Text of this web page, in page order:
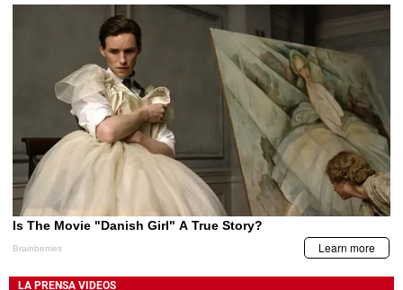
LA PRENSA VIDEOS
Sin Bandera en San Pedro Sula: ¿están
listos para una noche cargada de
romanticismo?
Pierde la vida la madre de la
influencer Sol León
Hondureño sobrevivió siete días
perdido en el desierto y hoy dedica
su vida a ayudar a migrantes y niños
hondureños